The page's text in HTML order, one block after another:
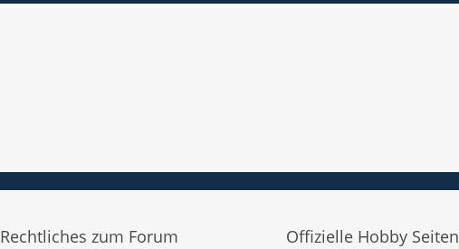
Rechtliches zum Forum Offizielle Hobby Seiten